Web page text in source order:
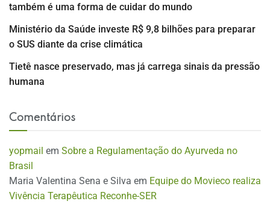
também é uma forma de cuidar do mundo
Ministério da Saúde investe R$ 9,8 bilhões para preparar
o SUS diante da crise climática
Tietê nasce preservado, mas já carrega sinais da pressão
humana
Comentários
yopmail em Sobre a Regulamentação do Ayurveda no
Brasil
Maria Valentina Sena e Silva em Equipe do Movieco realiza
Vivência Terapêutica Reconhe-SER